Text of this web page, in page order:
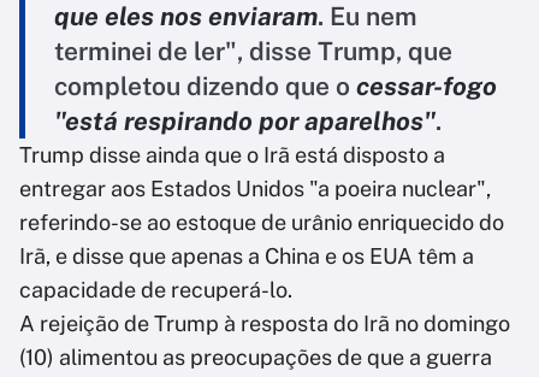
que eles nos enviaram. Eu nem
terminei de ler", disse Trump, que
completou dizendo que o cessar-fogo
"está respirando por aparelhos".
Trump disse ainda que o Irã está disposto a
entregar aos Estados Unidos "a poeira nuclear",
referindo-se ao estoque de urânio enriquecido do
Irã, e disse que apenas a China e os EUA têm a
capacidade de recuperá-lo.
A rejeição de Trump à resposta do Irã no domingo
(10) alimentou as preocupações de que a guerra